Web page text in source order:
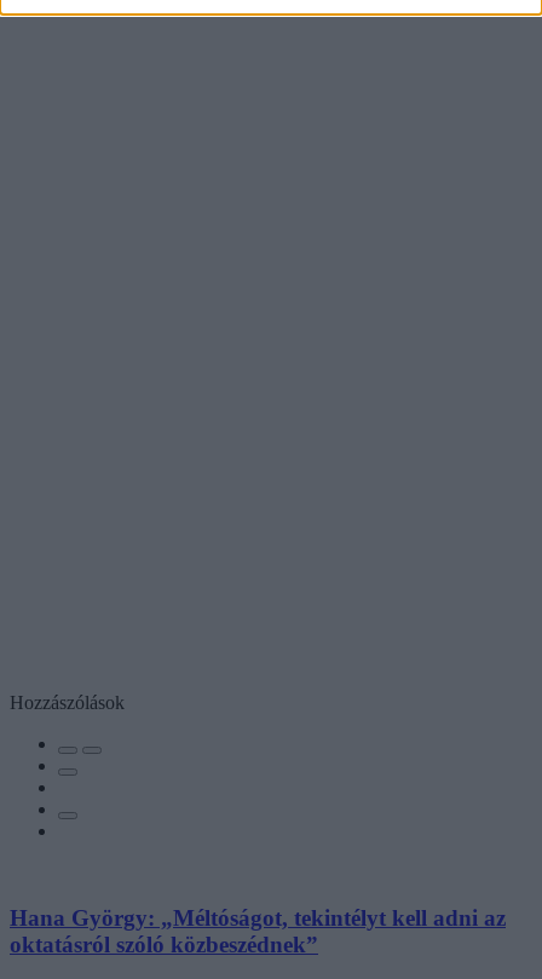
Hozzászólások
Hana György: „Méltóságot, tekintélyt kell adni az
oktatásról szóló közbeszédnek”